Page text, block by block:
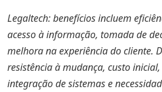
Legaltech: benefícios incluem
acesso à informação, tomada de
melhora na experiência do cliente.
resistência à mudança, custo
integração de sistemas e